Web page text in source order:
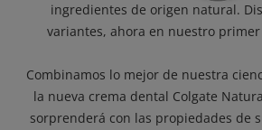
ingredientes de origen natural.
variantes, ahora en nuestro
Combinamos lo mejor de nuestra
la nueva crema dental Colgate
sorprenderá con las propiedades de